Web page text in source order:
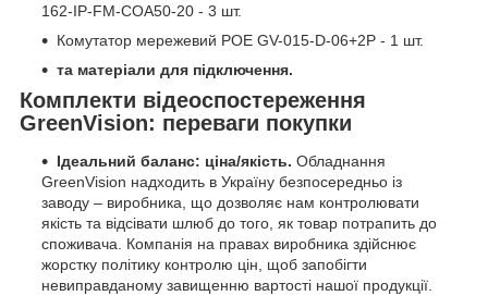
162-IP-FM-COA50-20 - 3 шт.
Комутатор мережевий POE GV-015-D-06+2P - 1 шт.
та матеріали для підключення.
Комплекти відеоспостереження
GreenVision: переваги покупки
Ідеальний баланс: ціна/якість. Обладнання
GreenVision надходить в Україну безпосередньо із
заводу – виробника, що дозволяє нам контролювати
якість та відсівати шлюб до того, як товар потрапить до
споживача. Компанія на правах виробника здійснює
жорстку політику контролю цін, щоб запобігти
невиправданому завищенню вартості нашої продукції.